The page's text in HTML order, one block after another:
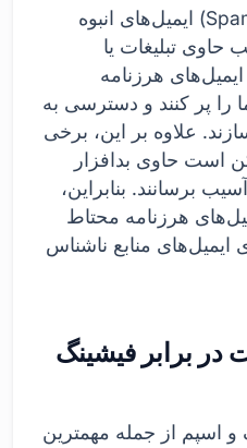
از سوی دیگر، هرزنامه (Spam) ایمیل‌های انبوه
حاوی تبلیغات یا
هرزنامه
را پر کنند و دسترسی به
علاوه بر این، برخی
است حاوی بدافزار
برسانند. بنابراین،
هرزنامه محتاط
ایمیل‌های منابع ناشناس
برابر فیشینگ
اسپم از جمله مهمترین